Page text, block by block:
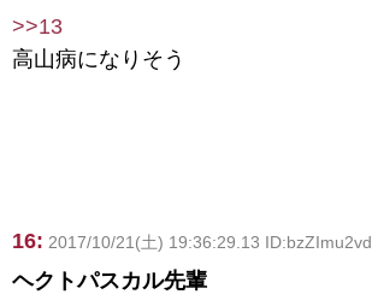
>>13
高山病になりそう
16: 2017/10/21(土) 19:36:29.13 ID:bzZImu2vd
ヘクトパスカル先輩